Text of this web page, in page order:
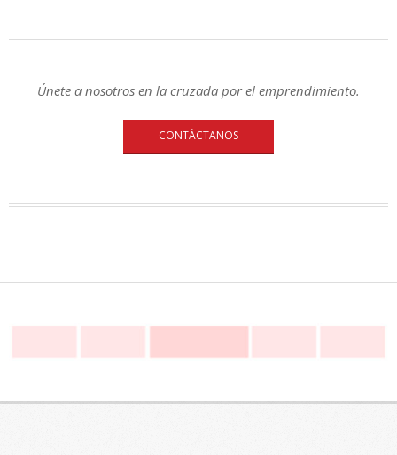
Únete a nosotros en la cruzada por el emprendimiento.
CONTÁCTANOS